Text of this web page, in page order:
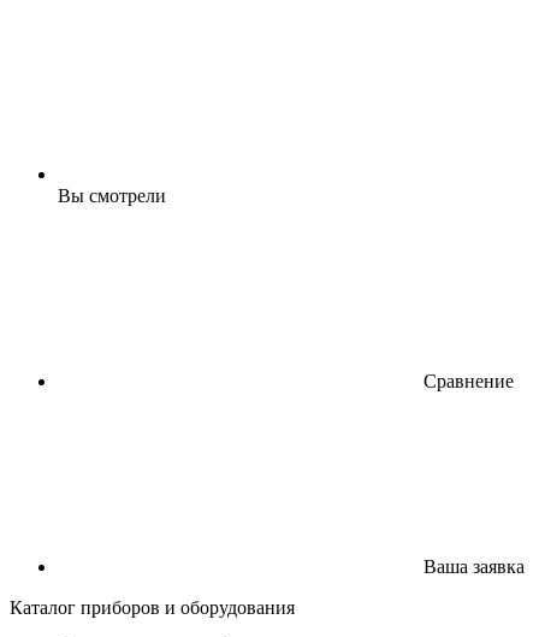
Вы смотрели
Сравнение
Ваша заявка
Каталог приборов и оборудования